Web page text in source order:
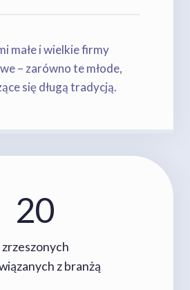
małe i wielkie firmy
– zarówno te młode,
się długą tradycją.
20
zrzeszonych
z branżą